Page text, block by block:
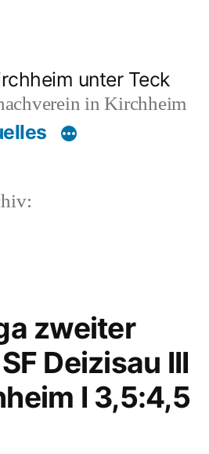
unter Teck
in Kirchheim
zweiter
Deizisau III
I 3,5:4,5